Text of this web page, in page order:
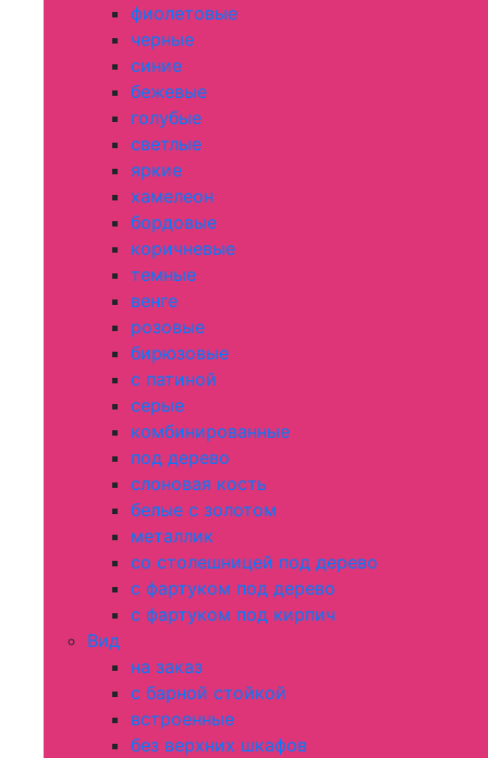
фиолетовые
черные
синие
бежевые
голубые
светлые
яркие
хамелеон
бордовые
коричневые
темные
венге
розовые
бирюзовые
с патиной
серые
комбинированные
под дерево
слоновая кость
белые с золотом
металлик
со столешницей под дерево
с фартуком под дерево
с фартуком под кирпич
Вид
на заказ
с барной стойкой
встроенные
без верхних шкафов